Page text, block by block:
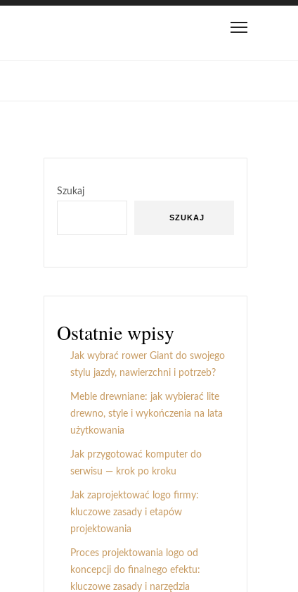
Szukaj
SZUKAJ
Ostatnie wpisy
Jak wybrać rower Giant do swojego
stylu jazdy, nawierzchni i potrzeb?
Meble drewniane: jak wybierać lite
drewno, style i wykończenia na lata
użytkowania
Jak przygotować komputer do
serwisu — krok po kroku
Jak zaprojektować logo firmy:
kluczowe zasady i etapów
projektowania
Proces projektowania logo od
koncepcji do finalnego efektu:
kluczowe zasady i narzędzia